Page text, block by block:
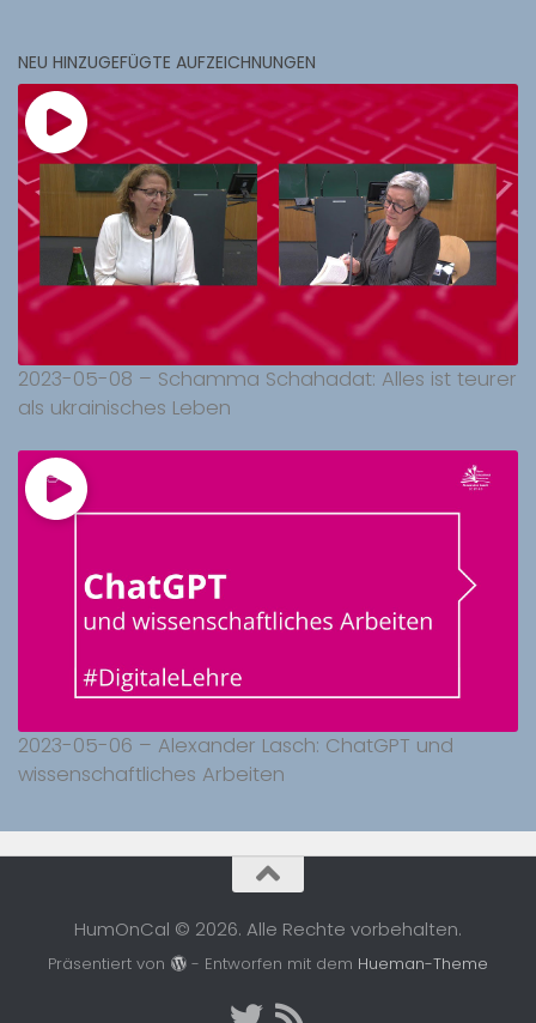
NEU HINZUGEFÜGTE AUFZEICHNUNGEN
2023-05-08 – Schamma Schahadat: Alles ist teurer
als ukrainisches Leben
2023-05-06 – Alexander Lasch: ChatGPT und
wissenschaftliches Arbeiten
HumOnCal © 2026. Alle Rechte vorbehalten.
Präsentiert von - Entworfen mit dem Hueman-Theme